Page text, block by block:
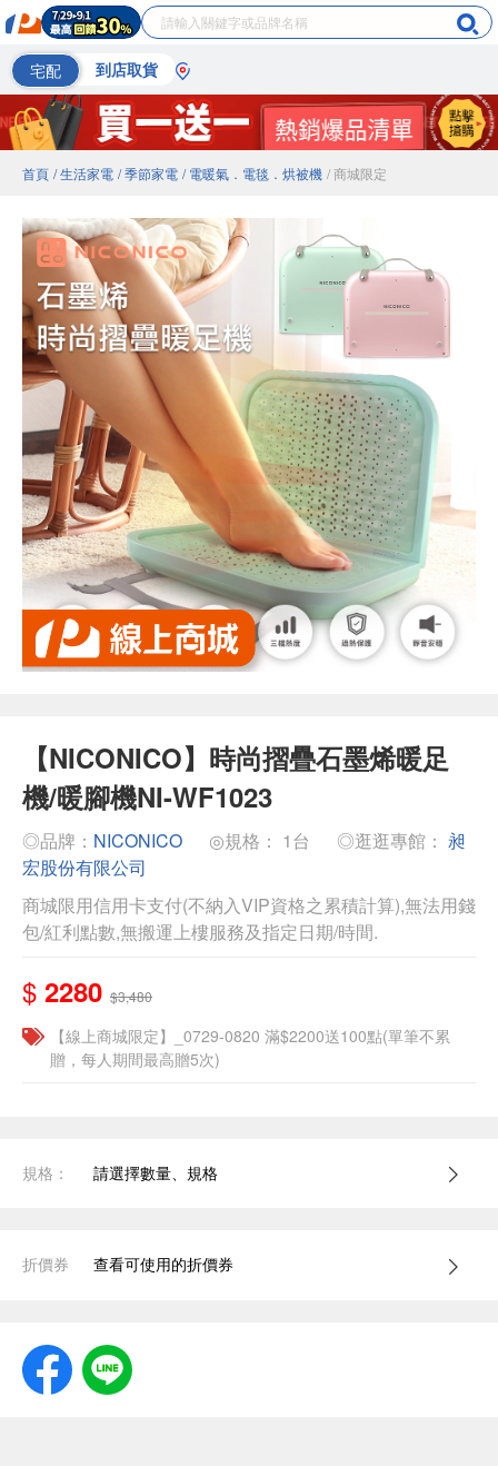
宅配 到店取貨
首頁 / 生活家電 / 季節家電 / 電暖氣．電毯．烘被機 / 商城限定
【NICONICO】時尚摺疊石墨烯暖足
機/暖腳機NI-WF1023
◎品牌： NICONICO ◎規格： 1台 ◎逛逛專館： 昶
宏股份有限公司
商城限用信用卡支付(不納入VIP資格之累積計算),無法用錢
包/紅利點數,無搬運上樓服務及指定日期/時間.
$ 2280 $3,480
【線上商城限定】_0729-0820 滿$2200送100點(單筆不累
贈，每人期間最高贈5次)
規格： 請選擇數量、規格
折價券 查看可使用的折價券